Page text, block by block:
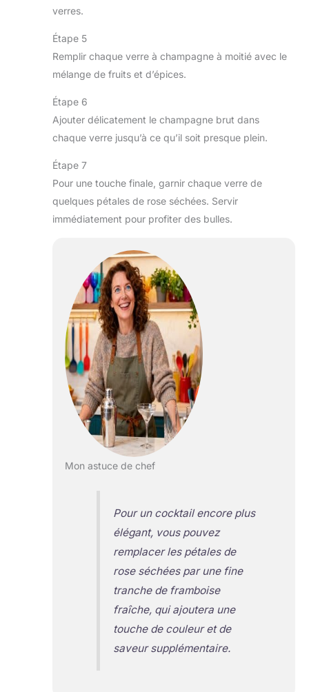
verres.
Étape 5
Remplir chaque verre à champagne à moitié avec le
mélange de fruits et d’épices.
Étape 6
Ajouter délicatement le champagne brut dans
chaque verre jusqu’à ce qu’il soit presque plein.
Étape 7
Pour une touche finale, garnir chaque verre de
quelques pétales de rose séchées. Servir
immédiatement pour profiter des bulles.
Mon astuce de chef
Pour un cocktail encore plus
élégant, vous pouvez
remplacer les pétales de
rose séchées par une fine
tranche de framboise
fraîche, qui ajoutera une
touche de couleur et de
saveur supplémentaire.